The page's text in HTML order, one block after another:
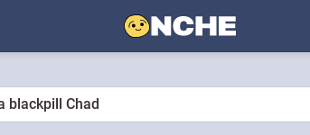
blackpill Chad